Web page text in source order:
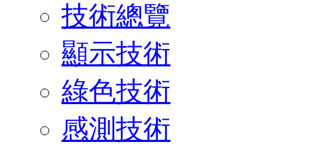
技術總覽
顯示技術
綠色技術
感測技術